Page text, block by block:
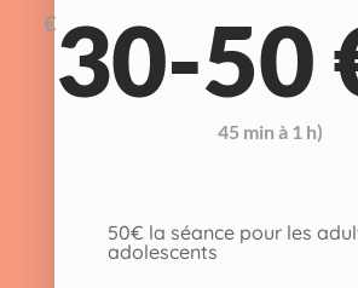
€30-50
45 min à 1 h)
50€ la séance pour les
adolescents